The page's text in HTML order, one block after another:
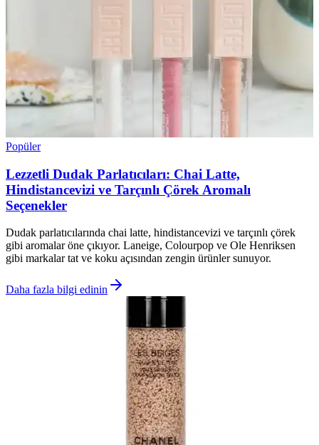
Popüler
Lezzetli Dudak Parlatıcıları: Chai Latte,
Hindistancevizi ve Tarçınlı Çörek Aromalı
Seçenekler
Dudak parlatıcılarında chai latte, hindistancevizi ve tarçınlı çörek
gibi aromalar öne çıkıyor. Laneige, Colourpop ve Ole Henriksen
gibi markalar tat ve koku açısından zengin ürünler sunuyor.
Daha fazla bilgi edinin